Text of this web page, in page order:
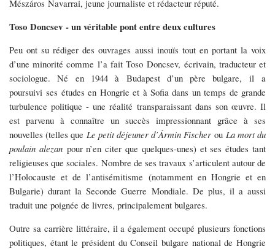
Mészáros Navarrai, jeune journaliste et rédacteur réputé.
Toso Doncsev - un véritable pont entre deux cultures
Peu ont su rédiger des ouvrages aussi inouïs tout en portant la voix
d’une minorité comme l’a fait Toso Doncsev, écrivain, traducteur et
sociologue. Né en 1944 à Budapest d’un père bulgare, il a
poursuivi ses études en Hongrie et à Sofia dans un temps de grande
turbulence politique - une réalité transparaissant dans son œuvre. Il
est parvenu à connaître un succès impressionnant grâce à ses
nouvelles (telles que Le petit déjeuner d’Ármin Fischer ou La mort du
poulain alezanpour n’en citer que quelques-unes) et ses études tant
religieuses que sociales. Nombre de ses travaux s’articulent autour de
l’Holocauste et de l’antisémitisme (notamment en Hongrie et en
Bulgarie) durant la Seconde Guerre Mondiale. De plus, il a aussi
traduit une poignée de livres, principalement bulgares.
Outre sa carrière littéraire, il a également occupé plusieurs fonctions
politiques, étant le président du Conseil bulgare national de Hongrie